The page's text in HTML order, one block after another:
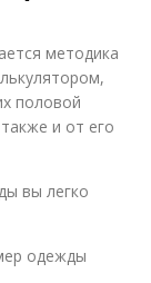
методика
половой
и от его
вы легко
одежды